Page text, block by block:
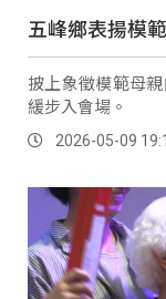
五峰鄉表揚模
披上象徵模範母
緩步入會場。
2026-05-09